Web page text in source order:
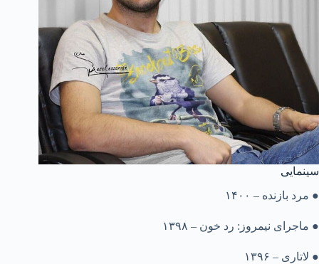
سینمایی
● مرد بازنده – ۱۴۰۰
● ماجرای نیمروز: رد خون – ۱۳۹۸
● لاتاری – ۱۳۹۶